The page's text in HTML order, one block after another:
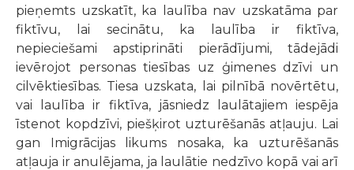
pieņemts uzskatīt, ka laulība nav uzskatāma par
fiktīvu, lai secinātu, ka laulība ir fiktīva,
nepieciešami apstiprināti pierādījumi, tādejādi
ievērojot personas tiesības uz ģimenes dzīvi un
cilvēktiesības. Tiesa uzskata, lai pilnībā novērtētu,
vai laulība ir fiktīva, jāsniedz laulātajiem iespēja
īstenot kopdzīvi, piešķirot uzturēšanās atļauju. Lai
gan Imigrācijas likums nosaka, ka uzturēšanās
atļauja ir anulējama, ja laulātie nedzīvo kopā vai arī